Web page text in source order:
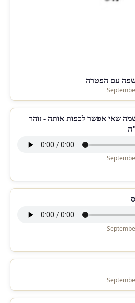
עם הפטרה
שאי אפשר לכפות אותה - זוהר